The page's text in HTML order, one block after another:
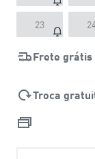
23
Frete grátis
Troca